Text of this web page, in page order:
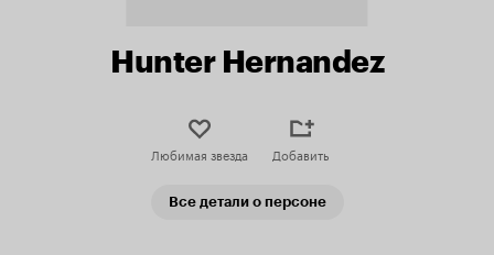
Hunter Hernandez
Любимая звезда Добавить
Все детали о персоне